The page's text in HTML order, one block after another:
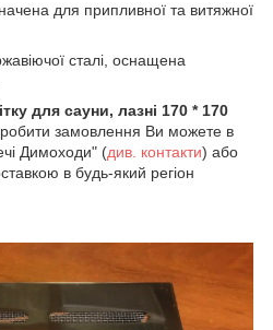
для припливної та витяжної
сталі, оснащена
для сауни, лазні 170 * 170
замовлення Ви можете в
Димоходи" (див. контакти) або
в будь-який регіон